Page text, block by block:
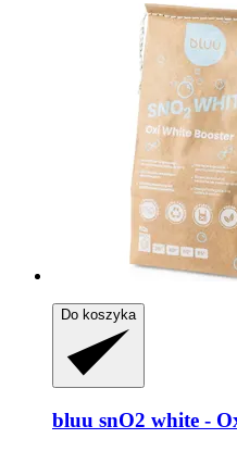
Do koszyka
bluu snO2 white -​